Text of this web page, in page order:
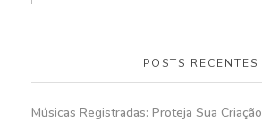
POSTS RECENTES
Músicas Registradas: Proteja Sua Criação